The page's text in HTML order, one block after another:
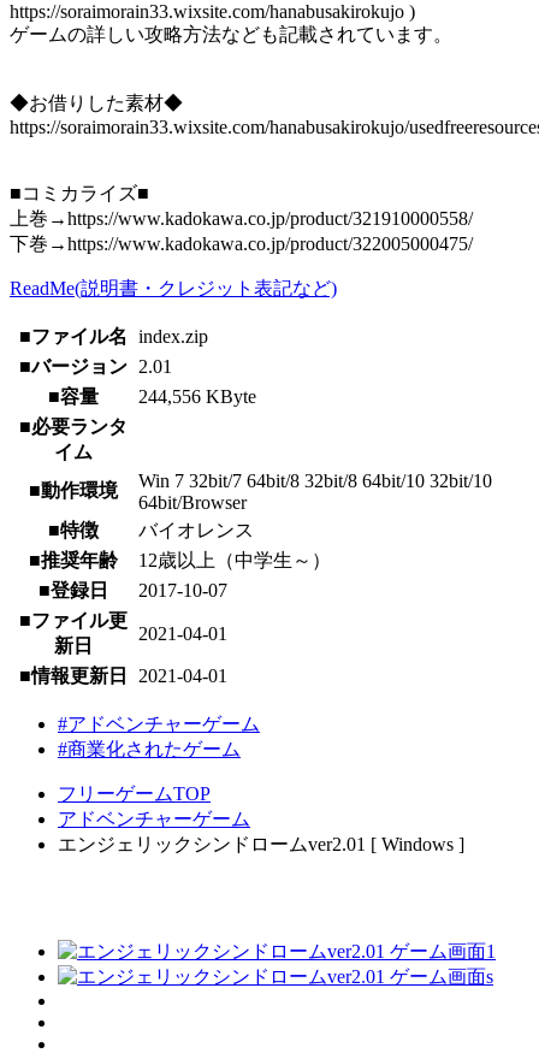
https://soraimorain33.wixsite.com/hanabusakirokujo )
ゲームの詳しい攻略方法なども記載されています。
◆お借りした素材◆
https://soraimorain33.wixsite.com/hanabusakirokujo/
■コミカライズ■
上巻→https://www.kadokawa.co.jp/product/321910000558/
下巻→https://www.kadokawa.co.jp/product/322005000475/
ReadMe(説明書・クレジット表記など)
■ファイル名
index.zip
■バージョン 2.01
■容量
244,556 KByte
■必要ランタ
イム
■動作環境
Win 7 32bit/7 64bit/8 32bit/8 64bit/10 32bit/10
64bit/Browser
■特徴
バイオレンス
■推奨年齢
12歳以上（中学生～）
■登録日
2017-10-07
■ファイル更
新日
2021-04-01
■情報更新日 2021-04-01
#アドベンチャーゲーム
#商業化されたゲーム
フリーゲームTOP
アドベンチャーゲーム
エンジェリックシンドロームver2.01 [ Windows ]